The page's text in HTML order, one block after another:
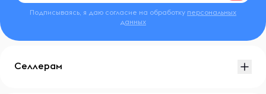
Подписываясь, я даю согласие на обработку персональных
данных
Селлерам